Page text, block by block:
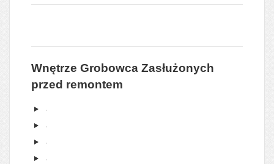
Wnętrze Grobowca Zasłużonych
przed remontem